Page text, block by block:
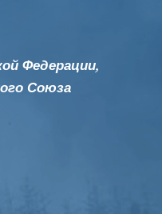
Федерации,
Союза